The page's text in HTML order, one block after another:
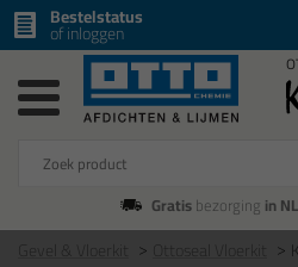
Bestelstatus
of inloggen
Gratisbezorging in